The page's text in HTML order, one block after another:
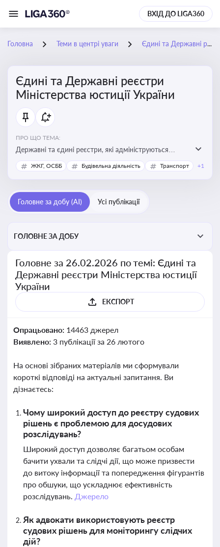
ВХІД ДО LIGA360
Головна Теми в центрі уваги Єдині та Державні реєстри Міністерства юстиції України
Єдині та Державні реєстри
Міністерства юстиції України
ПРО ЩО ТЕМА:
Державні та єдині реєстри, які адмініструються
Мінюстом України, і є ключовими інструментами для
юридичного захисту, ідентифікації прав, та
сімейних та майнових відносин
ЖКГ, ОСББ Будівельна діяльність Транспорт +1
Головне за добу (AI) Усі публікації
ГОЛОВНЕ ЗА ДОБУ
Головне за 26.02.2026 по темі: Єдині та
Державні реєстри Міністерства юстиції
України
ЕКСПОРТ
Опрацьовано: 14463 джерел
Виявлено: 3 публікації за 26 лютого
На основі зібраних матеріалів ми сформували
короткі відповіді на актуальні запитання. Ви
дізнаєтесь:
Чому широкий доступ до реєстру судових
рішень є проблемою для досудових
розслідувань?
Широкий доступ дозволяє багатьом особам
бачити ухвали та слідчі дії, що може призвести
до витоку інформації та попередження фігурантів
про обшуки, що ускладнює ефективність
розслідувань. Джерело
Як адвокати використовують реєстр
судових рішень для моніторингу слідчих
дій?